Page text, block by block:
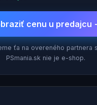
cenu u predajcu
ťa na overeného partnera
PSmania.sk nie je e-shop.